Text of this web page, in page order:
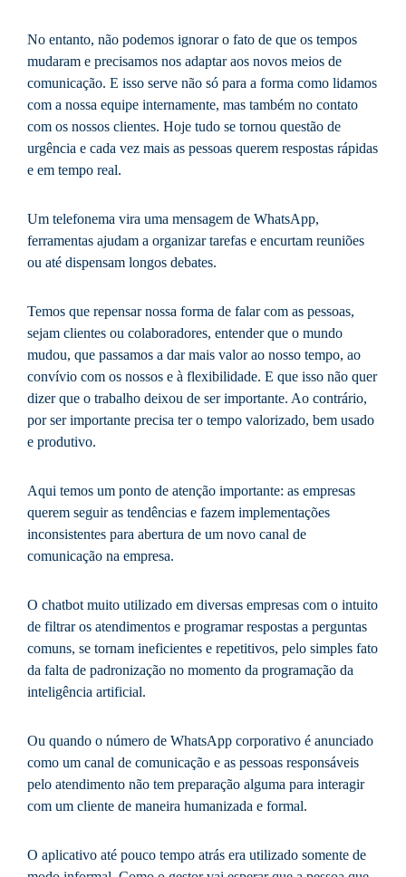
No entanto, não podemos ignorar o fato de que os tempos
mudaram e precisamos nos adaptar aos novos meios de
comunicação. E isso serve não só para a forma como lidamos
com a nossa equipe internamente, mas também no contato
com os nossos clientes. Hoje tudo se tornou questão de
urgência e cada vez mais as pessoas querem respostas rápidas
e em tempo real.
Um telefonema vira uma mensagem de WhatsApp,
ferramentas ajudam a organizar tarefas e encurtam reuniões
ou até dispensam longos debates.
Temos que repensar nossa forma de falar com as pessoas,
sejam clientes ou colaboradores, entender que o mundo
mudou, que passamos a dar mais valor ao nosso tempo, ao
convívio com os nossos e à flexibilidade. E que isso não quer
dizer que o trabalho deixou de ser importante. Ao contrário,
por ser importante precisa ter o tempo valorizado, bem usado
e produtivo.
Aqui temos um ponto de atenção importante: as empresas
querem seguir as tendências e fazem implementações
inconsistentes para abertura de um novo canal de
comunicação na empresa.
O chatbot muito utilizado em diversas empresas com o intuito
de filtrar os atendimentos e programar respostas a perguntas
comuns, se tornam ineficientes e repetitivos, pelo simples fato
da falta de padronização no momento da programação da
inteligência artificial.
Ou quando o número de WhatsApp corporativo é anunciado
como um canal de comunicação e as pessoas responsáveis
pelo atendimento não tem preparação alguma para interagir
com um cliente de maneira humanizada e formal.
O aplicativo até pouco tempo atrás era utilizado somente de